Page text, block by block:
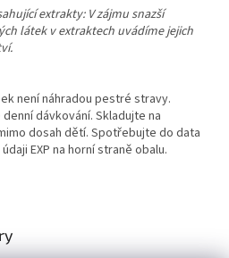
extrakty: V zájmu snazší
látek v extraktech uvádíme jejich
není náhradou pestré stravy.
dávkování. Skladujte na
dosah dětí. Spotřebujte do data
EXP na horní straně obalu.